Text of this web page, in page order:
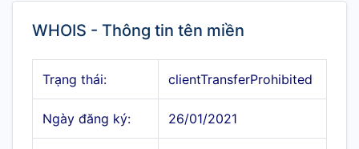
WHOIS - Thông tin tên miền
Trạng thái: clientTransferProhibited
Ngày đăng ký: 26/01/2021